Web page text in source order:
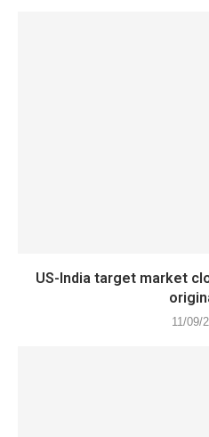
US-India target market
11/09/